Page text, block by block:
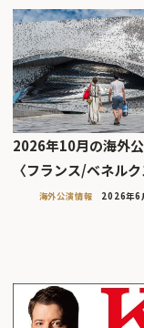
2026年10月の海外
〈フランス/ベネルク
海外公演情報 2026年6